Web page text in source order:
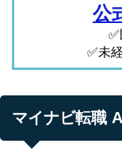
公
✅未
マイナビ転職